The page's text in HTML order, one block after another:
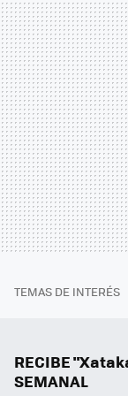
TEMAS DE INTERÉS
RECIBE
SEMANAL